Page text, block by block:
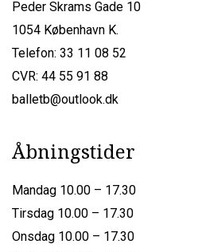
Peder Skrams Gade 10
1054 København K.
Telefon: 33 11 08 52
CVR: 44 55 91 88
balletb@outlook.dk
Åbningstider
Mandag 10.00 – 17.30
Tirsdag 10.00 – 17.30
Onsdag 10.00 – 17.30